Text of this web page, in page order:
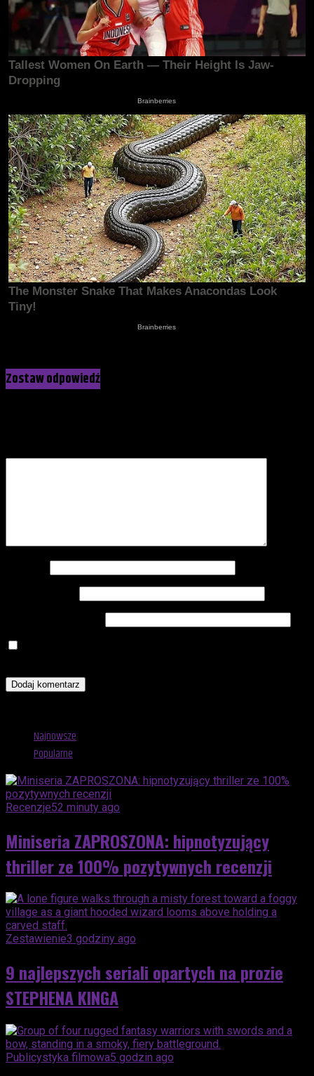
Zostaw odpowiedź
Najnowsze
Popularne
Recenzje52 minuty ago
Miniseria ZAPROSZONA: hipnotyzujący
thriller ze 100% pozytywnych recenzji
Zestawienie3 godziny ago
9 najlepszych seriali opartych na prozie
STEPHENA KINGA
Publicystyka filmowa5 godzin ago